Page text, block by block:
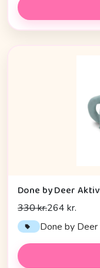
Done by Deer
330 kr.264 kr.
Done by Deer